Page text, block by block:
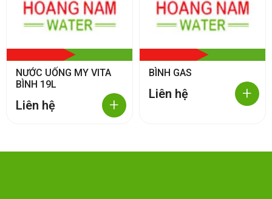
NƯỚC UỐNG MY VITA
BÌNH 19L
Liên hệ +
BÌNH GAS
Liên hệ +